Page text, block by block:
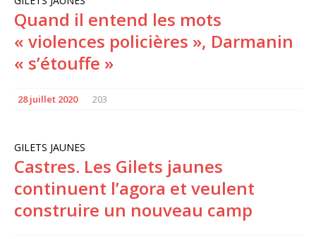
Quand il entend les mots
« violences policières », Darmanin
« s’étouffe »
28 juillet 2020 203
GILETS JAUNES
Castres. Les Gilets jaunes
continuent l’agora et veulent
construire un nouveau camp